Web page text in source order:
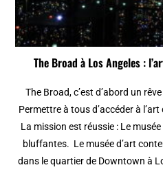
The Broad à Los Angeles :
The Broad, c’est d’abord un
Permettre à tous d’accéder à
La mission est réussie : Le
bluffantes. Le musée d’art
dans le quartier de Downtown à